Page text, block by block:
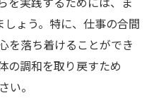
ょう。特に、仕事の合間
を落ち着けることができ
の調和を取り戻すため
い。